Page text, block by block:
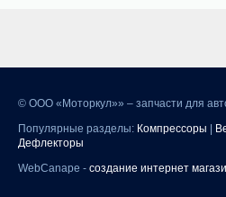
© ООО «Моторкул»» – запчасти для
Популярные разделы: Компрессоры
Дефлекторы
WebCanape - создание интернет